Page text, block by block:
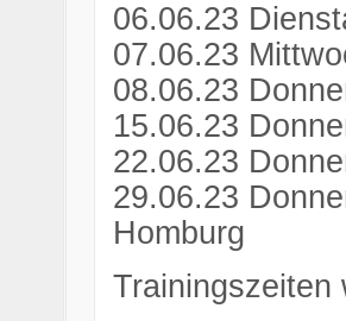
06.06.23
07.06.23
08.06.23
15.06.23
22.06.23
29.06.23
Homburg
Trainingszeiten